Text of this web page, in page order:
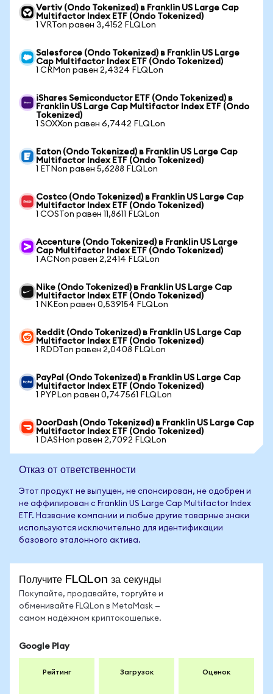
Vertiv (Ondo Tokenized) в Franklin US Large Cap
Multifactor Index ETF (Ondo Tokenized)
1 VRTon равен 3,4152 FLQLon
Salesforce (Ondo Tokenized) в Franklin US Large
Cap Multifactor Index ETF (Ondo Tokenized)
1 CRMon равен 2,4324 FLQLon
iShares Semiconductor ETF (Ondo Tokenized) в
Franklin US Large Cap Multifactor Index ETF (Ondo
Tokenized)
1 SOXXon равен 6,7442 FLQLon
Eaton (Ondo Tokenized) в Franklin US Large Cap
Multifactor Index ETF (Ondo Tokenized)
1 ETNon равен 5,6288 FLQLon
Costco (Ondo Tokenized) в Franklin US Large Cap
Multifactor Index ETF (Ondo Tokenized)
1 COSTon равен 11,8611 FLQLon
Accenture (Ondo Tokenized) в Franklin US Large
Cap Multifactor Index ETF (Ondo Tokenized)
1 ACNon равен 2,2414 FLQLon
Nike (Ondo Tokenized) в Franklin US Large Cap
Multifactor Index ETF (Ondo Tokenized)
1 NKEon равен 0,539154 FLQLon
Reddit (Ondo Tokenized) в Franklin US Large Cap
Multifactor Index ETF (Ondo Tokenized)
1 RDDTon равен 2,0408 FLQLon
PayPal (Ondo Tokenized) в Franklin US Large Cap
Multifactor Index ETF (Ondo Tokenized)
1 PYPLon равен 0,747561 FLQLon
DoorDash (Ondo Tokenized) в Franklin US Large Cap
Multifactor Index ETF (Ondo Tokenized)
1 DASHon равен 2,7092 FLQLon
Отказ от ответственности
Этот продукт не выпущен, не спонсирован, не одобрен и
не аффилирован с Franklin US Large Cap Multifactor Index
ETF. Название компании и любые другие товарные знаки
используются исключительно для идентификации
базового эталонного актива.
Получите FLQLon за секунды
Покупайте, продавайте, торгуйте и
обменивайте FLQLon в MetaMask —
самом надёжном криптокошельке.
Google Play
Рейтинг Загрузок Оценок